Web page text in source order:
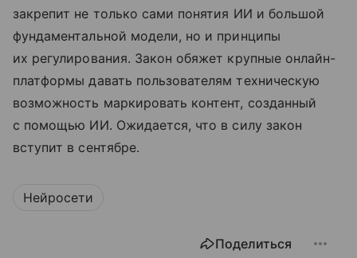
закрепит не только сами понятия ИИ и большой
фундаментальной модели, но и принципы
их регулирования. Закон обяжет крупные онлайн-
платформы давать пользователям техническую
возможность маркировать контент, созданный
с помощью ИИ. Ожидается, что в силу закон
вступит в сентябре.
Нейросети
Поделиться